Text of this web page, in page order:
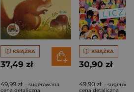
KSIĄŻKA
37,49 zł
49,99 zł - sugerowana
cena detaliczna
KSIĄŻKA
30,90 zł
49,90 zł -
cena detaliczna